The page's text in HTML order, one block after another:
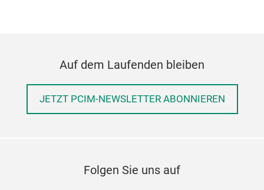
Auf dem Laufenden bleiben
JETZT PCIM-NEWSLETTER ABONNIEREN
Folgen Sie uns auf